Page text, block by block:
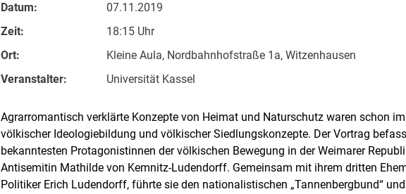
Datum:
07.11.2019
Zeit:
18:15 Uhr
Ort:
Kleine Aula, Nordbahnhofstraße 1a, Witzenhausen
Veranstalter:
Universität Kassel
Agrarromantisch verklärte Konzepte von Heimat und Naturschutz waren schon
völkischer Ideologiebildung und völkischer Siedlungskonzepte. Der Vortrag
bekanntesten Protagonistinnen der völkischen Bewegung in der Weimarer
Antisemitin Mathilde von Kemnitz-Ludendorff. Gemeinsam mit ihrem dritten
Politiker Erich Ludendorff, führte sie den nationalistischen „Tannenbergbund“